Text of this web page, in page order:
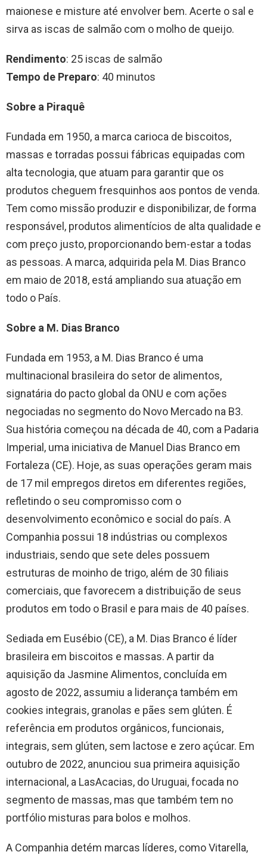
maionese e misture até envolver bem. Acerte o sal e
sirva as iscas de salmão com o molho de queijo.
Rendimento: 25 iscas de salmão
Tempo de Preparo: 40 minutos
Sobre a Piraquê
Fundada em 1950, a marca carioca de biscoitos,
massas e torradas possui fábricas equipadas com
alta tecnologia, que atuam para garantir que os
produtos cheguem fresquinhos aos pontos de venda.
Tem como missão produzir e disponibilizar, de forma
responsável, produtos alimentícios de alta qualidade e
com preço justo, proporcionando bem-estar a todas
as pessoas. A marca, adquirida pela M. Dias Branco
em maio de 2018, está ampliando sua atuação em
todo o País.
Sobre a M. Dias Branco
Fundada em 1953, a M. Dias Branco é uma
multinacional brasileira do setor de alimentos,
signatária do pacto global da ONU e com ações
negociadas no segmento do Novo Mercado na B3.
Sua história começou na década de 40, com a Padaria
Imperial, uma iniciativa de Manuel Dias Branco em
Fortaleza (CE). Hoje, as suas operações geram mais
de 17 mil empregos diretos em diferentes regiões,
refletindo o seu compromisso com o
desenvolvimento econômico e social do país. A
Companhia possui 18 indústrias ou complexos
industriais, sendo que sete deles possuem
estruturas de moinho de trigo, além de 30 filiais
comerciais, que favorecem a distribuição de seus
produtos em todo o Brasil e para mais de 40 países.
Sediada em Eusébio (CE), a M. Dias Branco é líder
brasileira em biscoitos e massas. A partir da
aquisição da Jasmine Alimentos, concluída em
agosto de 2022, assumiu a liderança também em
cookies integrais, granolas e pães sem glúten. É
referência em produtos orgânicos, funcionais,
integrais, sem glúten, sem lactose e zero açúcar. Em
outubro de 2022, anunciou sua primeira aquisição
internacional, a LasAcacias, do Uruguai, focada no
segmento de massas, mas que também tem no
portfólio misturas para bolos e molhos.
A Companhia detém marcas líderes, como Vitarella,